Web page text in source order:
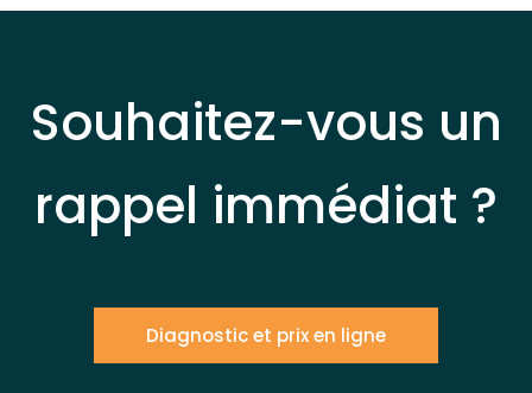
Souhaitez-vous un
rappel immédiat ?
Diagnostic et prix en ligne